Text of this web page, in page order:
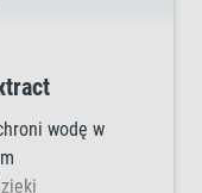
wodę w